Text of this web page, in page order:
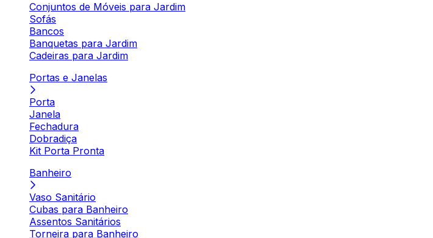
Conjuntos de Móveis para Jardim
Sofás
Bancos
Banquetas para Jardim
Cadeiras para Jardim
Portas e Janelas
Porta
Janela
Fechadura
Dobradiça
Kit Porta Pronta
Banheiro
Vaso Sanitário
Cubas para Banheiro
Assentos Sanitários
Torneira para Banheiro